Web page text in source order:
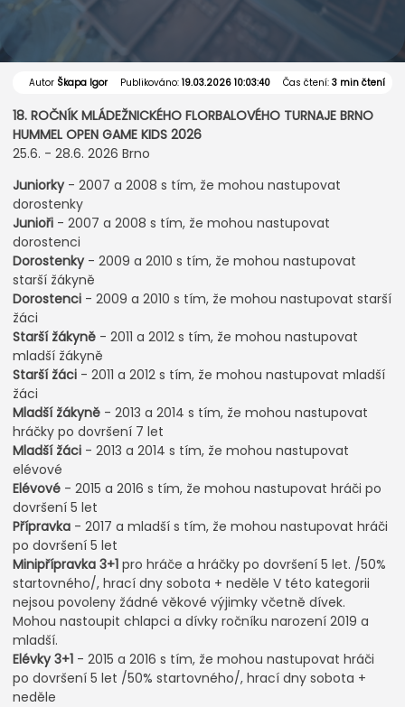
Autor Škapa Igor Publikováno: 19.03.2026 10:03:40 Čas čtení:3 min čtení
18. ROČNÍK MLÁDEŽNICKÉHO FLORBALOVÉHO TURNAJE BRNO
HUMMEL OPEN GAME KIDS 2026
25.6. - 28.6. 2026 Brno
Juniorky- 2007 a 2008 s tím, že mohou nastupovat
dorostenky
Junioři - 2007 a 2008 s tím, že mohou nastupovat
dorostenci
Dorostenky- 2009 a 2010 s tím, že mohou nastupovat
starší žákyně
Dorostenci - 2009 a 2010 s tím, že mohou nastupovat starší
žáci
Starší žákyně - 2011 a 2012 s tím, že mohou nastupovat
mladší žákyně
Starší žáci - 2011 a 2012 s tím, že mohou nastupovat mladší
žáci
Mladší žákyně - 2013 a 2014 s tím, že mohou nastupovat
hráčky po dovršení 7 let
Mladší žáci - 2013 a 2014 s tím, že mohou nastupovat
elévové
Elévové - 2015 a 2016 s tím, že mohou nastupovat hráči po
dovršení 5 let
Přípravka - 2017 a mladší s tím, že mohou nastupovat hráči
po dovršení 5 let
Minipřípravka 3+1 pro hráče a hráčky po dovršení 5 let. /50%
startovného/, hrací dny sobota + neděle V této kategorii
nejsou povoleny žádné věkové výjimky včetně dívek.
Mohou nastoupit chlapci a dívky ročníku narození 2019 a
mladší.
Elévky 3+1 - 2015 a 2016 s tím, že mohou nastupovat hráči
po dovršení 5 let /50% startovného/, hrací dny sobota +
neděle